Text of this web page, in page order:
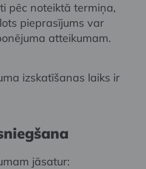
pēc noteiktā termiņa,
pieprasījums var
atteikumam.
izskatīšanas laiks ir
jāsatur: